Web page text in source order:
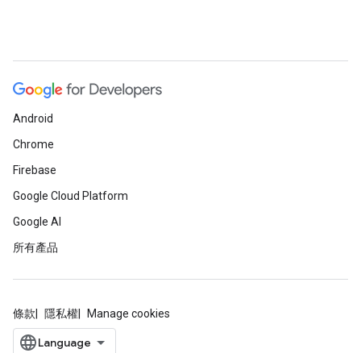
Android
Chrome
Firebase
Google Cloud Platform
Google AI
所有產品
條款 隱私權 Manage cookies